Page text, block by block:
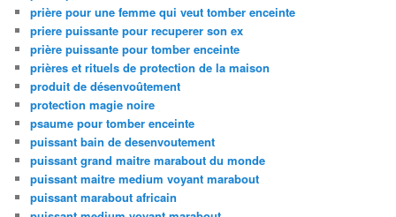
prière pour une femme qui veut tomber enceinte
priere puissante pour recuperer son ex
prière puissante pour tomber enceinte
prières et rituels de protection de la maison
produit de désenvoûtement
protection magie noire
psaume pour tomber enceinte
puissant bain de desenvoutement
puissant grand maitre marabout du monde
puissant maitre medium voyant marabout
puissant marabout africain